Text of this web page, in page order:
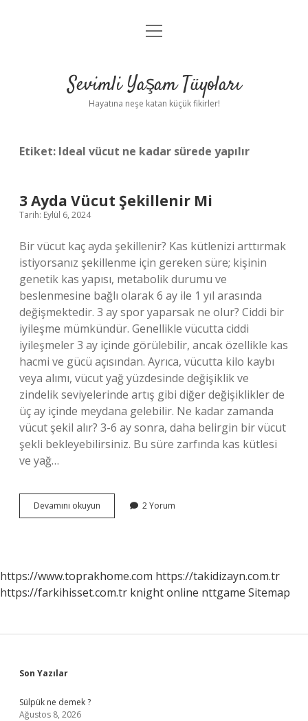
Anasayfa
Yasal Uyarı
menüyü
Sevimli Yaşam Tüyoları
Hayatına neşe katan küçük fikirler!
Etiket: Ideal vücut ne kadar sürede yapılır
3 Ayda Vücut Şekillenir Mi
Tarih: Eylül 6, 2024
Bir vücut kaç ayda şekillenir? Kas kütlenizi arttırmak
istiyorsanız şekillenme için gereken süre; kişinin
genetik kas yapısı, metabolik durumu ve
beslenmesine bağlı olarak 6 ay ile 1 yıl arasında
değişmektedir. 3 ay spor yaparsak ne olur? Ciddi bir
iyileşme mümkündür. Genellikle vücutta ciddi
iyileşmeler 3 ay içinde görülebilir, ancak özellikle kas
hacmi ve gücü açısından. Ayrıca, vücutta kilo kaybı
veya alımı, vücut yağ yüzdesinde değişiklik ve
zindelik seviyelerinde artış gibi diğer değişiklikler de
üç ay içinde meydana gelebilir. Ne kadar zamanda
vücut şekil alır? 3-6 ay sonra, daha belirgin bir vücut
şekli bekleyebilirsiniz. Bu süre zarfında kas kütlesi
ve yağ…
Devamını okuyun
Ayda
2 Yorum
https://www.toprakhome.com https://takidizayn.com.tr
https://farkihisset.com.tr knight online nttgame Sitemap
Sidebar
Son Yazılar
Sülpük ne demek ?
Ağustos 8, 2026